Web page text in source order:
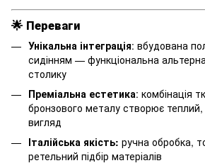
🌟 Переваги
Унікальна інтеграція: вбудована
сидінням — функціональна
столику
Преміальна естетика: комбінація
бронзового металу створює
вигляд
Італійська якість: ручна обробка,
ретельний підбір матеріалів